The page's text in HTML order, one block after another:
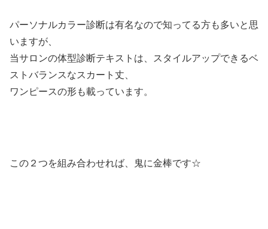
パーソナルカラー診断は有名なので知ってる方も多いと思
いますが、
当サロンの体型診断テキストは、スタイルアップできるベ
ストバランスなスカート丈、
ワンピースの形も載っています。
この２つを組み合わせれば、鬼に金棒です☆